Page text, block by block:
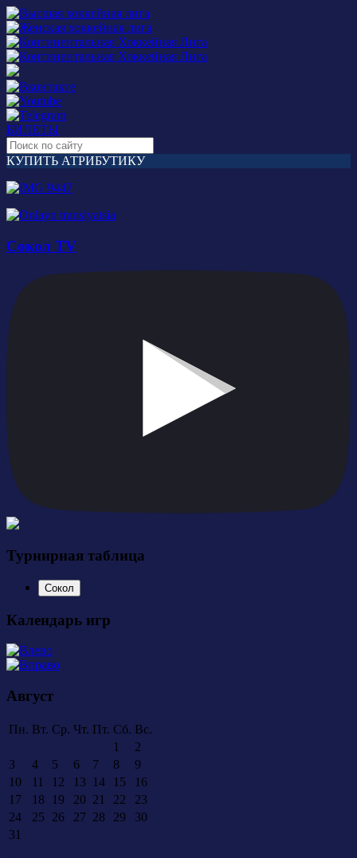
БИЛЕТЫ
КУПИТЬ АТРИБУТИКУ
Сокол TV
Турнирная таблица
Сокол
Календарь игр
Август
Пн. Вт. Ср. Чт. Пт. Сб. Вс.
1
2
3
4 5 6 7 8
9
10
11 12 13 14 15
16
17
18 19 20 21 22
23
24
25 26 27 28 29
30
31